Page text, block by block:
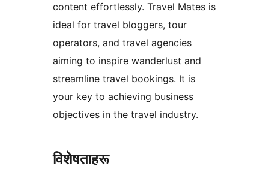
content effortlessly. Travel Mates is
ideal for travel bloggers, tour
operators, and travel agencies
aiming to inspire wanderlust and
streamline travel bookings. It is
your key to achieving business
objectives in the travel industry.
विशेषताहरू